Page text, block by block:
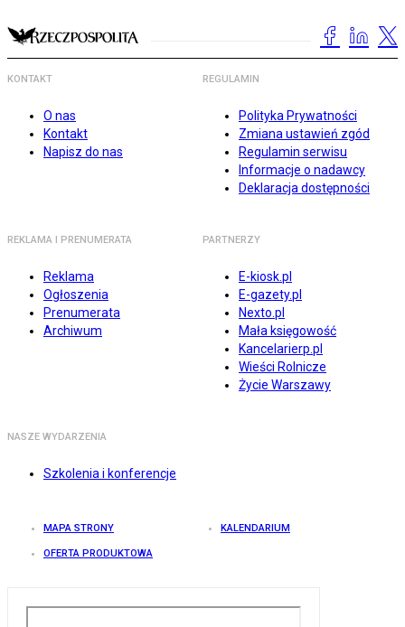
KONTAKT
O nas
Kontakt
Napisz do nas
REGULAMIN
Polityka Prywatności
Zmiana ustawień zgód
Regulamin serwisu
Informacje o nadawcy
Deklaracja dostępności
REKLAMA I PRENUMERATA
Reklama
Ogłoszenia
Prenumerata
Archiwum
PARTNERZY
E-kiosk.pl
E-gazety.pl
Nexto.pl
Mała księgowość
Kancelarierp.pl
Wieści Rolnicze
Życie Warszawy
NASZE WYDARZENIA
Szkolenia i konferencje
MAPA STRONY KALENDARIUM
OFERTA PRODUKTOWA